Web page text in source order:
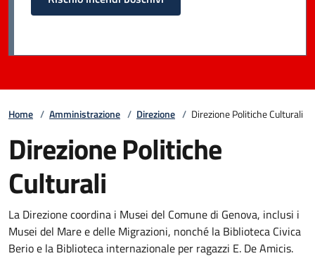
Home / Amministrazione / Direzione / Direzione Politiche Culturali
Direzione Politiche
Culturali
La Direzione coordina i Musei del Comune di Genova, inclusi i
Musei del Mare e delle Migrazioni, nonché la Biblioteca Civica
Berio e la Biblioteca internazionale per ragazzi E. De Amicis.